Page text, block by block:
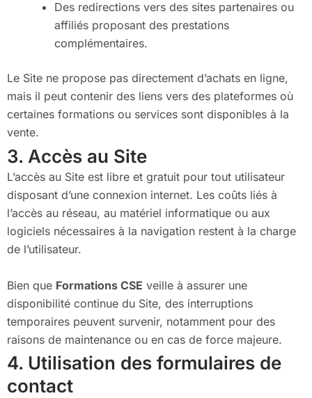
Des redirections vers des sites partenaires ou
affiliés proposant des prestations
complémentaires.
Le Site ne propose pas directement d’achats en ligne,
mais il peut contenir des liens vers des plateformes où
certaines formations ou services sont disponibles à la
vente.
3. Accès au Site
L’accès au Site est libre et gratuit pour tout utilisateur
disposant d’une connexion internet. Les coûts liés à
l’accès au réseau, au matériel informatique ou aux
logiciels nécessaires à la navigation restent à la charge
de l’utilisateur.
Bien que Formations CSE veille à assurer une
disponibilité continue du Site, des interruptions
temporaires peuvent survenir, notamment pour des
raisons de maintenance ou en cas de force majeure.
4. Utilisation des formulaires de
contact